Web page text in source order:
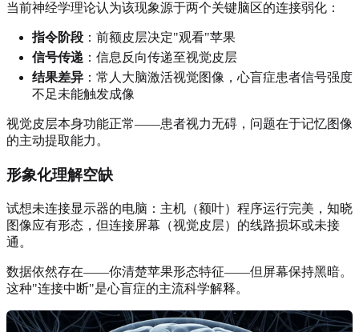
当前神经学理论认为该现象源于两个关键脑区的连接弱化：
指令阶段 ：前额皮层决定"观看"苹果
信号传递 ：信息反向传递至视觉皮层
结果差异 ：常人大脑激活视觉图像，心盲症患者信号强度
不足未能触发成像
视觉皮层本身功能正常——患者视力无碍，问题在于记忆图像
的主动提取能力。
形象化理解空缺
试想未连接显示器的电脑：主机（额叶）程序运行完美，知晓
图像应有形态，但连接屏幕（视觉皮层）的线路损坏或未接
通。
数据依然存在——你清楚苹果形态特征——但屏幕保持黑暗。
这种"连接中断"是心盲症的主流科学解释。